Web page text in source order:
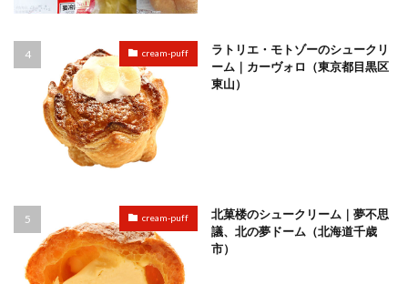
cream-puff
ラトリエ・モトゾーのシュークリ
ーム｜カーヴォロ（東京都目黒区
東山）
cream-puff
北菓楼のシュークリーム｜夢不思
議、北の夢ドーム（北海道千歳
市）